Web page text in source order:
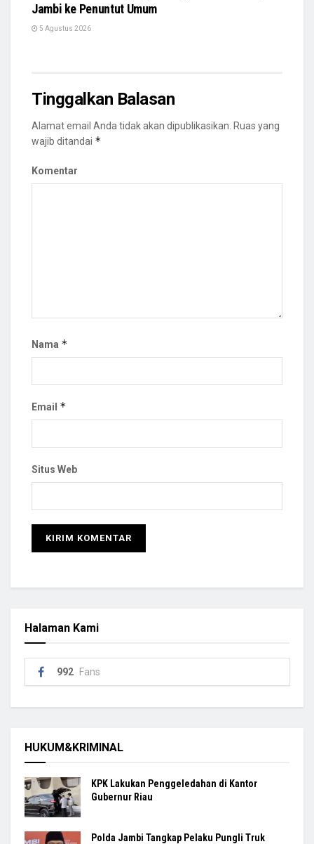
Jambi ke Penuntut Umum
5 Agustus 2026
Tinggalkan Balasan
Alamat email Anda tidak akan dipublikasikan. Ruas yang
wajib ditandai *
Komentar
Nama *
Email *
Situs Web
Halaman Kami
992 Fans
HUKUM&KRIMINAL
KPK Lakukan Penggeledahan di Kantor
Gubernur Riau
Polda Jambi Tangkap Pelaku Pungli Truk